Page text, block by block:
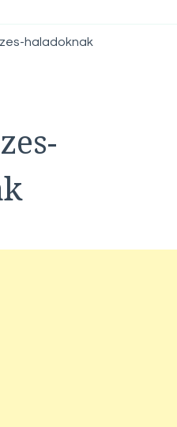
haladoknak